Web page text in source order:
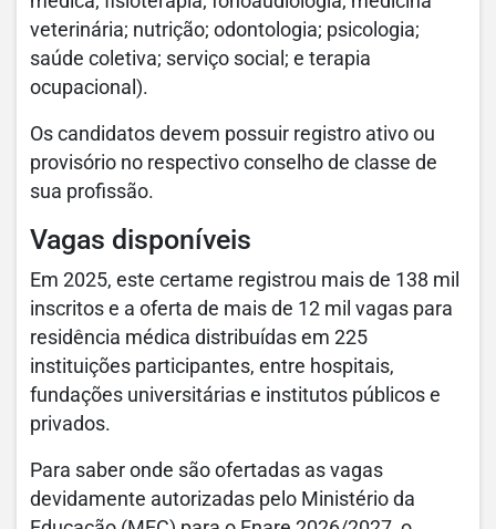
veterinária; nutrição; odontologia; psicologia;
saúde coletiva; serviço social; e terapia
ocupacional).
Os candidatos devem possuir registro ativo ou
provisório no respectivo conselho de classe de
sua profissão.
Vagas disponíveis
Em 2025, este certame registrou mais de 138 mil
inscritos e a oferta de mais de 12 mil vagas para
residência médica distribuídas em 225
instituições participantes, entre hospitais,
fundações universitárias e institutos públicos e
privados.
Para saber onde são ofertadas as vagas
devidamente autorizadas pelo Ministério da